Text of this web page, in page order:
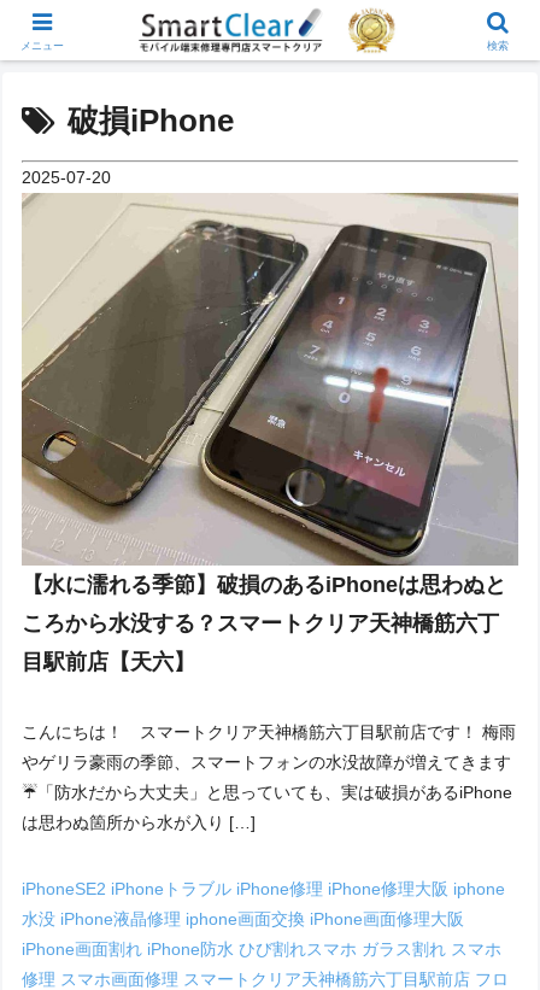
破損iPhone
2025-07-20
【水に濡れる季節】破損のあるiPhoneは思わぬと
ころから水没する？スマートクリア天神橋筋六丁
目駅前店【天六】
こんにちは！ スマートクリア天神橋筋六丁目駅前店です！ 梅雨
やゲリラ豪雨の季節、スマートフォンの水没故障が増えてきます
☔「防水だから大丈夫」と思っていても、実は破損があるiPhone
は思わぬ箇所から水が入り […]
iPhoneSE2 iPhoneトラブル iPhone修理 iPhone修理大阪 iphone
水没 iPhone液晶修理 iphone画面交換 iPhone画面修理大阪
iPhone画面割れ iPhone防水ひび割れスマホ ガラス割れ スマホ
修理 スマホ画面修理 スマートクリア天神橋筋六丁目駅前店 フロ
メニュー 検索